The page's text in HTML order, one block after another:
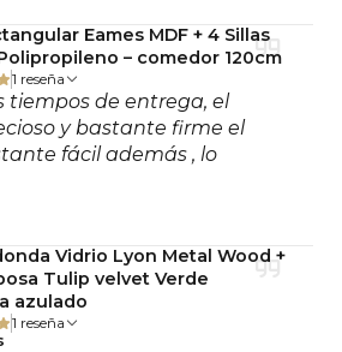
Eames MDF + 4 Sillas
– comedor 120cm
1 reseña
tiempos de entrega, el
y bastante firme el
fácil además , lo
Vidrio Lyon Metal Wood +
Tulip velvet Verde
azulado
1 reseña